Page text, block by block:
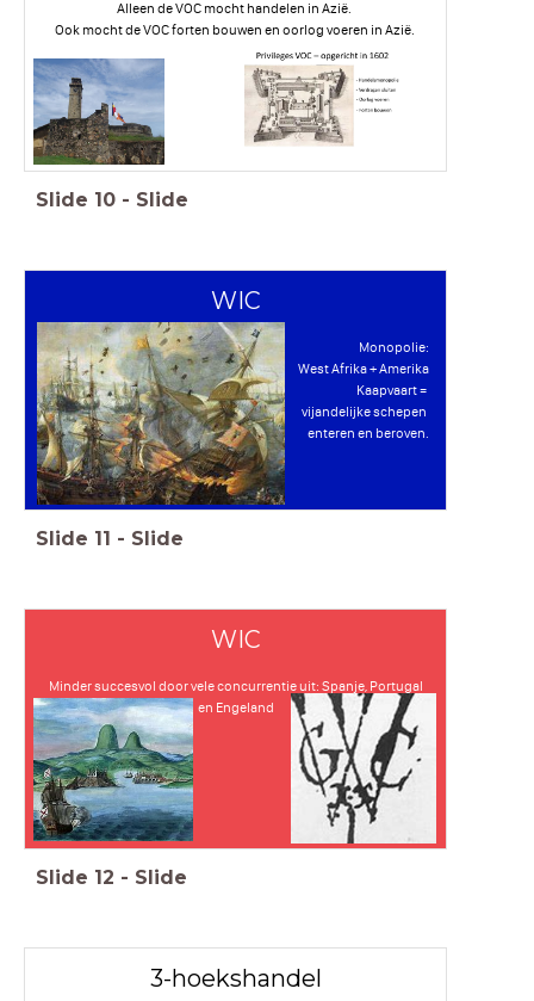
Alleen de VOC mocht handelen in Azië.
Ook mocht de VOC forten bouwen en oorlog voeren in Azië.
Slide 10 - Slide
WIC
Monopolie:
West Afrika + Amerika
Kaapvaart =
vijandelijke schepen
enteren en beroven.
Slide 11 - Slide
WIC
Minder succesvol door vele concurrentie uit: Spanje, Portugal
en Engeland
Slide 12 - Slide
3-hoekshandel